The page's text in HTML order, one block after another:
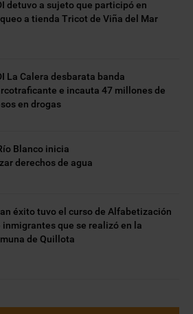
detuvo a sujeto que participó en
a tienda Tricot de Viña del Mar
La Calera desbarata banda
e incauta 47 millones de
en drogas
Blanco inicia
derechos de agua
éxito tuvo el curso de Alfabetización
inmigrantes que se realizó en la
de Quillota